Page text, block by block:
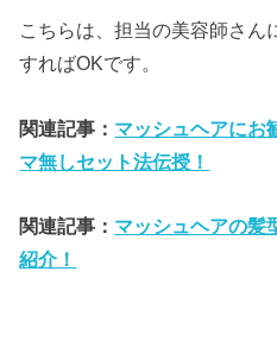
こちらは、担当の美容師さん
すればOKです。
関連記事： マッシュヘアにお
マ無しセット法伝授！
関連記事： マッシュヘアの髪
紹介！